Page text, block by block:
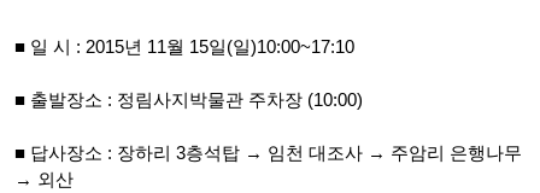
■ 일 시 : 2015년 11월 15일(일)10:00~17:10
■ 출발장소 : 정림사지박물관 주차장 (10:00)
■ 답사장소 : 장하리 3층석탑 → 임천 대조사 → 주암리 은행나무
→ 외산